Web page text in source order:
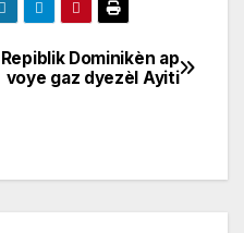
Repiblik Dominikèn ap
voye gaz dyezèl Ayiti